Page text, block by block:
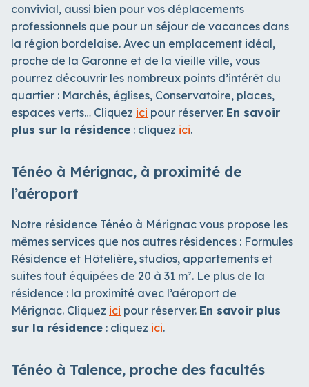
convivial, aussi bien pour vos déplacements
professionnels que pour un séjour de vacances dans
la région bordelaise. Avec un emplacement idéal,
proche de la Garonne et de la vieille ville, vous
pourrez découvrir les nombreux points d’intérêt du
quartier : Marchés, églises, Conservatoire, places,
espaces verts… Cliquez ici pour réserver. En savoir
plus sur la résidence : cliquez ici.
Ténéo à Mérignac, à proximité de
l’aéroport
Notre résidence Ténéo à Mérignac vous propose les
mêmes services que nos autres résidences : Formules
Résidence et Hôtelière, studios, appartements et
suites tout équipées de 20 à 31 m². Le plus de la
résidence : la proximité avec l’aéroport de
Mérignac. Cliquez ici pour réserver. En savoir plus
sur la résidence : cliquez ici.
Ténéo à Talence, proche des facultés